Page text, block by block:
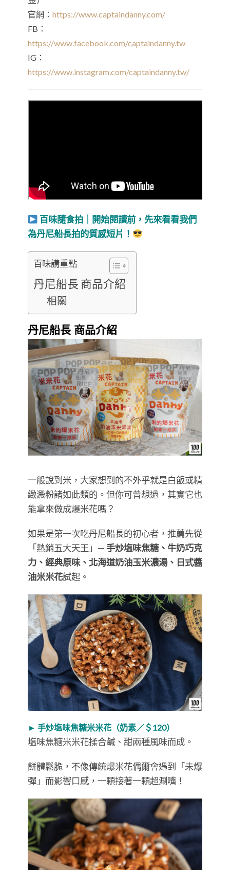
官網： https://www.captaindanny.com/
FB：
https://www.facebook.com/captaindanny.tw
IG：
https://www.instagram.com/captaindanny.tw/
百味隨食拍｜開始閱讀前，先來看看我們
為丹尼船長拍的質感短片！
百味講重點
丹尼船長 商品介紹
相關
丹尼船長 商品介紹
一般說到米，大家想到的不外乎就是白飯或精
緻澱粉諸如此類的。但你可曾想過，其實它也
能拿來做成爆米花嗎？
如果是第一次吃丹尼船長的初心者，推薦先從
「熱銷五大天王」—手炒塩味焦糖、牛奶巧克
力、經典原味、北海道奶油玉米濃湯、日式醬
油米米花試起。
► 手炒塩味焦糖米米花（奶素／＄120）
塩味焦糖米米花揉合鹹、甜兩種風味而成。
餅體鬆脆，不像傳統爆米花偶爾會遇到「未爆
彈」而影響口感，一顆接著一顆超涮嘴！